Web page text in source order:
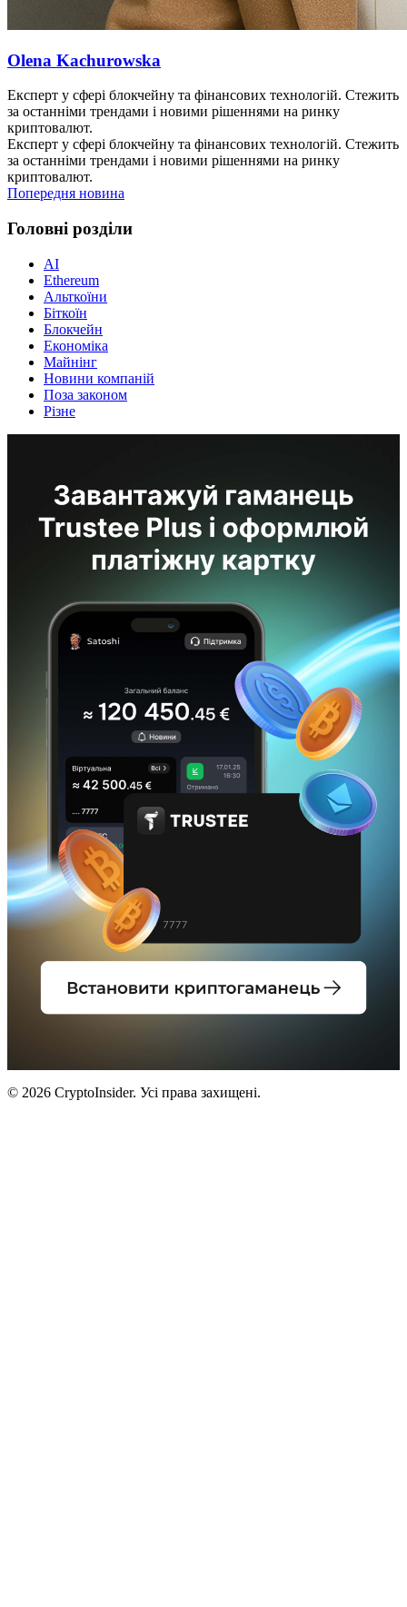
Olena Kachurowska
Експерт у сфері блокчейну та фінансових технологій. Стежить
за останніми трендами і новими рішеннями на ринку
криптовалют.
Експерт у сфері блокчейну та фінансових технологій. Стежить
за останніми трендами і новими рішеннями на ринку
криптовалют.
Попередня новина
Головні розділи
AI
Ethereum
Альткоїни
Біткоїн
Блокчейн
Економіка
Майнінг
Новини компаній
Поза законом
Різне
© 2026 CryptoInsider. Усі права захищені.